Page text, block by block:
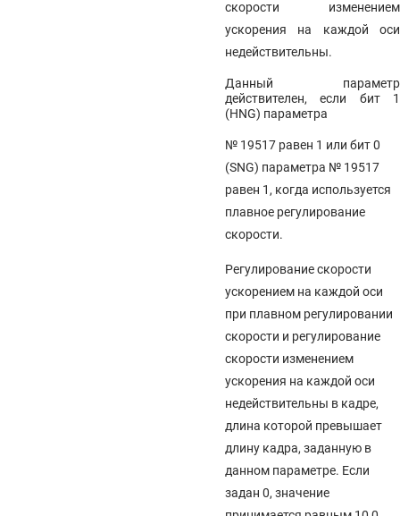
скорости изменением
ускорения на каждой оси
недействительны.
Данный параметр
действителен, если бит 1
(HNG) параметра
№ 19517 равен 1 или бит 0
(SNG) параметра № 19517
равен 1, когда используется
плавное регулирование
скорости.
Регулирование скорости
ускорением на каждой оси
при плавном регулировании
скорости и регулирование
скорости изменением
ускорения на каждой оси
недействительны в кадре,
длина которой превышает
длину кадра, заданную в
данном параметре. Если
задан 0, значение